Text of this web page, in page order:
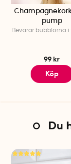
pump
Bevarar bubblorna i
99 kr
Köp
Du